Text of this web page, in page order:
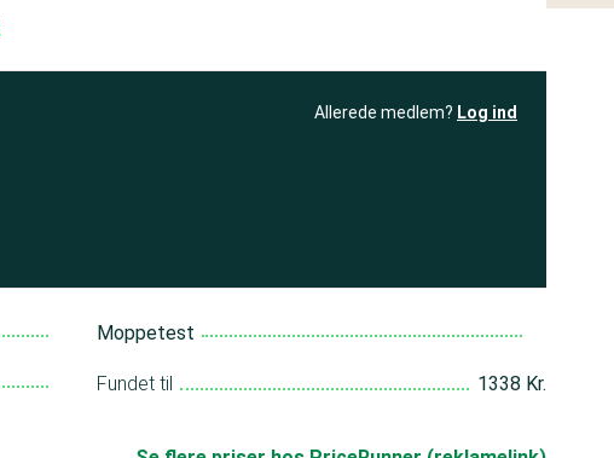
Allerede medlem? Log ind
Moppetest
Fundet til 1338 Kr.